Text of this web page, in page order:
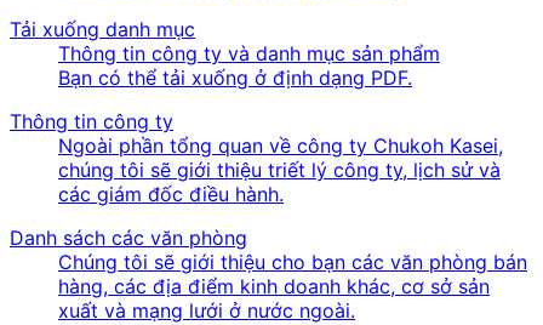
Tải xuống danh mục
Thông tin công ty và danh mục sản phẩm
Bạn có thể tải xuống ở định dạng PDF.
Thông tin công ty
Ngoài phần tổng quan về công ty Chukoh Kasei,
chúng tôi sẽ giới thiệu triết lý công ty, lịch sử và
các giám đốc điều hành.
Danh sách các văn phòng
Chúng tôi sẽ giới thiệu cho bạn các văn phòng bán
hàng, các địa điểm kinh doanh khác, cơ sở sản
xuất và mạng lưới ở nước ngoài.